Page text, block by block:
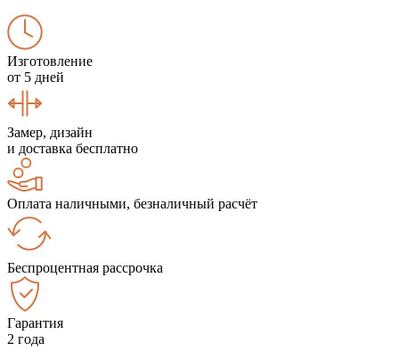
Изготовление
от 5 дней
Замер, дизайн
и доставка бесплатно
Оплата наличными, безналичный расчёт
Беспроцентная рассрочка
Гарантия
2 года